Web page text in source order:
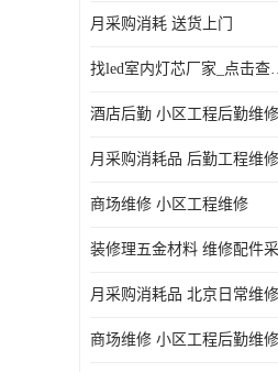
月采购消耗 送货上门
找led室内
酒店后勤 小区工程后勤维修
月采购消耗品 后勤工程维修
商场维修 小区工程维修
装修理五金材料 维修配件
月采购消耗品 北京日常维修
商场维修 小区工程后勤维修